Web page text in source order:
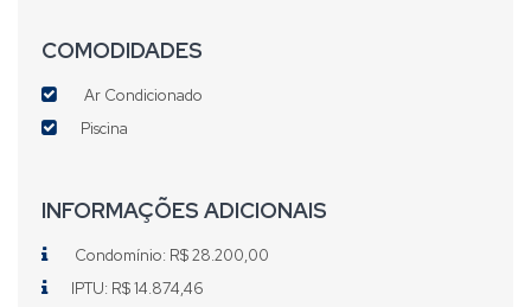
COMODIDADES
Ar Condicionado
Piscina
INFORMAÇÕES ADICIONAIS
Condomínio: R$ 28.200,00
IPTU: R$ 14.874,46